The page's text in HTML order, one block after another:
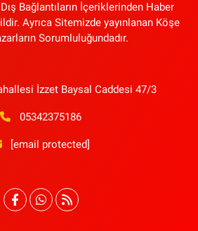
Bağlantıların İçeriklerinden Haber
Ayrıca Sitemizde yayınlanan Köşe
Sorumluluğundadır.
İzzet Baysal Caddesi 47/3
05342375186
[email protected]